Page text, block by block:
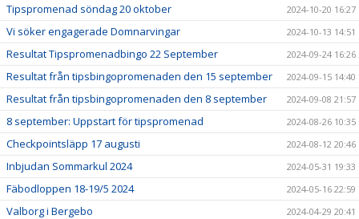
Tipspromenad söndag 20 oktober 2024-10-20 16:27
Vi söker engagerade Domnarvingar 2024-10-13 14:51
Resultat Tipspromenadbingo 22 September 2024-09-24 16:26
Resultat från tipsbingopromenaden den 15 september 2024-09-15 14:40
Resultat från tipsbingopromenaden den 8 september 2024-09-08 21:57
8 september: Uppstart för tipspromenad 2024-08-26 10:35
Checkpointsläpp 17 augusti 2024-08-12 20:46
Inbjudan Sommarkul 2024 2024-05-31 19:33
Fäbodloppen 18-19/5 2024 2024-05-16 22:59
Valborg i Bergebo 2024-04-29 20:41